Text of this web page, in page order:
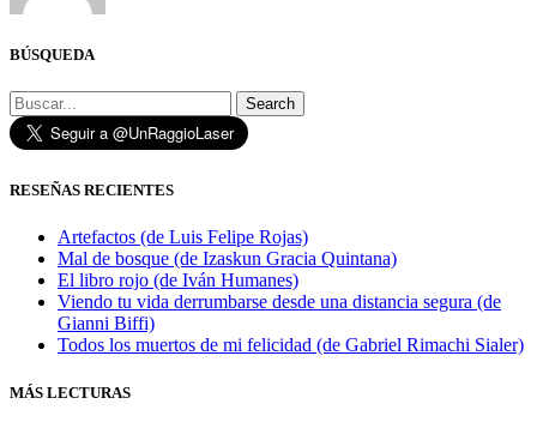
BÚSQUEDA
Search
RESEÑAS RECIENTES
Artefactos (de Luis Felipe Rojas)
Mal de bosque (de Izaskun Gracia Quintana)
El libro rojo (de Iván Humanes)
Viendo tu vida derrumbarse desde una distancia segura (de
Gianni Biffi)
Todos los muertos de mi felicidad (de Gabriel Rimachi Sialer)
MÁS LECTURAS